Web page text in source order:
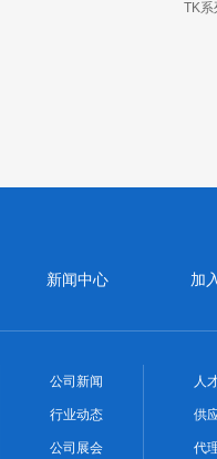
TK系
加
新闻中心
人
供
代
公司新闻
行业动态
公司展会